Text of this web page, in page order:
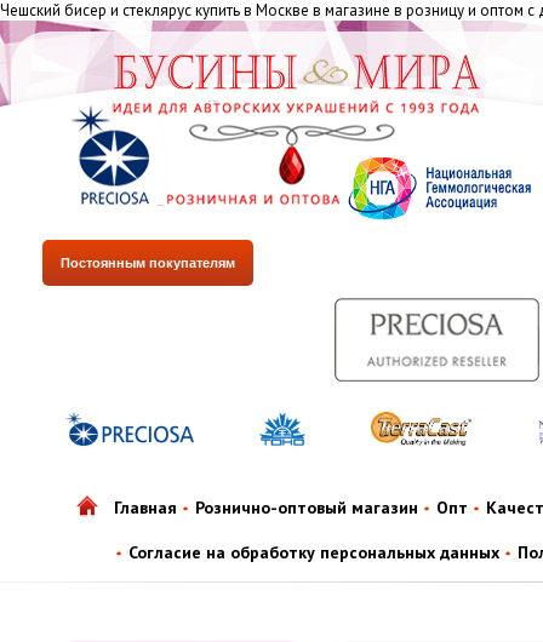
Чешский бисер и стеклярус купить в Москве в магазине в розницу и оптом с
Постоянным покупателям
Главная Рознично-оптовый магазин Опт
Согласие на обработку персональных данных